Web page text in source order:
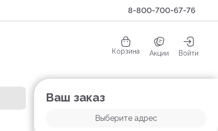
8-800-700-67-76
Корзина Акции Войти
Ваш заказ
Выберите адрес